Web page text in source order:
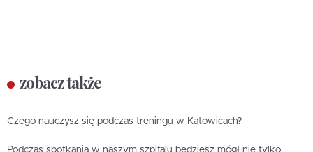
zobacz także
Czego nauczysz się podczas treningu w Katowicach?